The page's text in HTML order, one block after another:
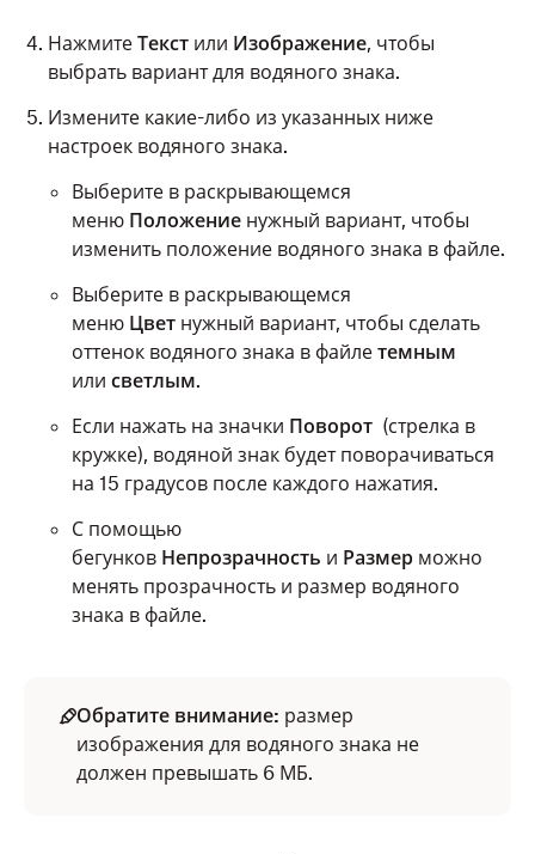
Нажмите Текст или Изображение, чтобы
выбрать вариант для водяного знака.
Измените какие-либо из указанных ниже
настроек водяного знака.
Выберите в раскрывающемся
меню Положение нужный вариант, чтобы
изменить положение водяного знака в файле.
Выберите в раскрывающемся
меню Цвет нужный вариант, чтобы сделать
оттенок водяного знака в файле темным
или светлым.
Если нажать на значки Поворот (стрелка в
кружке), водяной знак будет поворачиваться
на 15 градусов после каждого нажатия.
С помощью
бегунков Непрозрачность и Размер можно
менять прозрачность и размер водяного
знака в файле.
Обратите внимание: размер
изображения для водяного знака не
должен превышать 6 МБ.